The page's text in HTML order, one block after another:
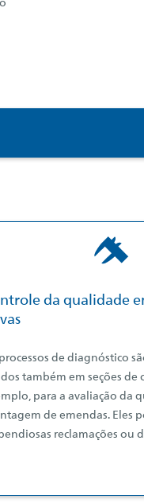
da qualidade
de diagnóstico
também em seções de
para a avaliação da
de emendas. Eles
reclamações ou